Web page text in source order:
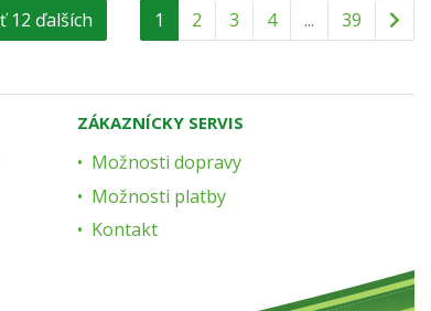
12 ďalších 1 2 3 4 ... 39
ZÁKAZNÍCKY SERVIS
Možnosti dopravy
Možnosti platby
Kontakt